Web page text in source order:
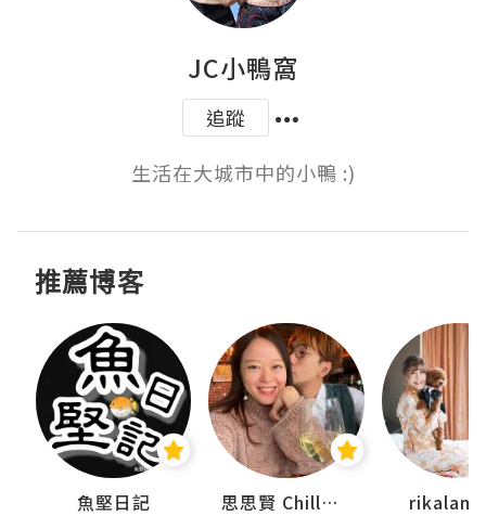
JC小鴨窩
追蹤
生活在大城市中的小鴨 :)
推薦博客
魚堅日記 思思賢 ChillMyBabe